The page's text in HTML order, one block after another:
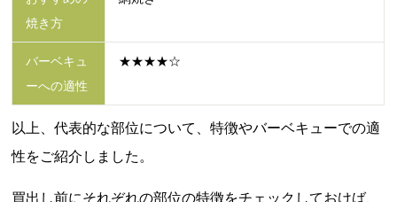
焼き方
バーベキュ
ーへの適性
★★★★☆
以上、代表的な部位について、特徴やバーベキューでの適
性をご紹介しました。
買出し前にそれぞれの部位の特徴をチェックしておけば、